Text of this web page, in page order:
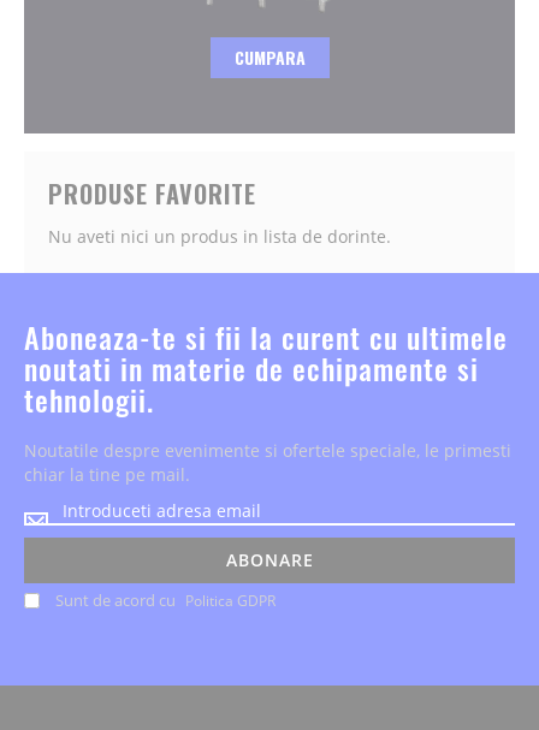
CUMPARA
PRODUSE FAVORITE
Nu aveti nici un produs in lista de dorinte.
Aboneaza-te si fii la curent cu ultimele
noutati in materie de echipamente si
tehnologii.
Noutatile despre evenimente si ofertele speciale, le primesti
chiar la tine pe mail.
Noutatile
despre
si
oferteleSunt de acord cu Politica GDPR
ABONARE